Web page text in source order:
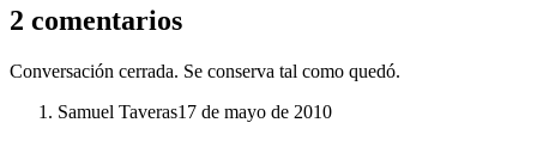
2 comentarios
Conversación cerrada. Se conserva tal como quedó.
Samuel Taveras17 de mayo de 2010